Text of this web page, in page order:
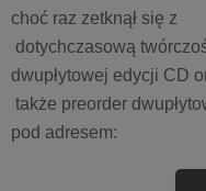
choć raz zetknął się z
dotychczasową
dwupłytowej edycji CD
także preorder
pod adresem: